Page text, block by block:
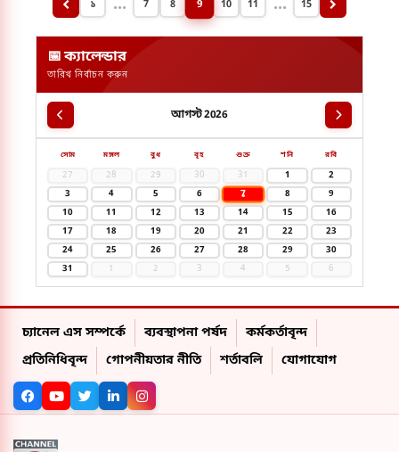
১ ... 7 8 9 10 11 ... 15
📅 ক্যালেন্ডার
তারিখ নির্বাচন করুন
আগস্ট 2026
সোম মঙ্গল বুধ বৃহ শুক্র শনি রবি
27 28 29 30 31 1
2
3
4 5 6 7 8
9
10
11 12 13 14 15
16
17
18 19 20 21 22
23
24
25 26 27 28 29
30
31
1 2 3 4 5 6
চ্যানেল এস সম্পর্কে ব্যবস্থাপনা পর্ষদ
কর্মকর্তাবৃন্দ
প্রতিনিধিবৃন্দ
গোপনীয়তার নীতি শর্তাবলি যোগাযোগ